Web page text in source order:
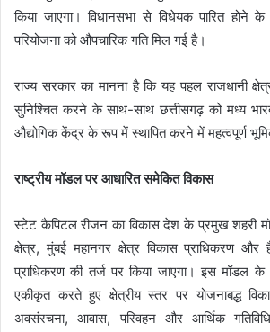
किया जाएगा। विधानसभा से विधेयक पारित होने के
परियोजना को औपचारिक गति मिल गई है।
राज्य सरकार का मानना है कि यह पहल राजधानी
सुनिश्चित करने के साथ-साथ छत्तीसगढ़ को मध्य
औद्योगिक केंद्र के रूप में स्थापित करने में महत्वपूर्ण
राष्ट्रीय मॉडल पर आधारित समेकित विकास
स्टेट कैपिटल रीजन का विकास देश के प्रमुख शहरी
क्षेत्र, मुंबई महानगर क्षेत्र विकास प्राधिकरण और
प्राधिकरण की तर्ज पर किया जाएगा। इस मॉडल के
एकीकृत करते हुए क्षेत्रीय स्तर पर योजनाबद्ध
अवसंरचना, आवास, परिवहन और आर्थिक